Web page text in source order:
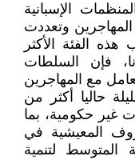
الإسبانية
وتعددت
هذه الفئة الأكثر
فإن السلطات
مع المهاجرين
حاليا أكثر من
غير حكومية، بما
المعيشية في
لتنمية